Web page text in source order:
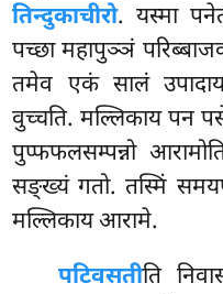
तिन्दुकाचीरो. यस्मा
पच्छा महापुञ्ञं
तमेव एकं सालं
वुच्चति. मल्लिकाय पन
पुप्फफलसम्पन्नो
सङ्ख्यं गतो. तस्मिं
मल्लिकाय आरामे.
पटिवसतीति